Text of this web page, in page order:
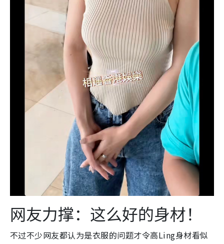
网友力撑：这么好的身材！
不过不少网友都认为是衣服的问题才令高Ling身材看似